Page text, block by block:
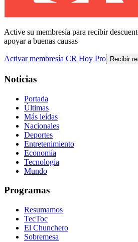
Active su membresía para recibir
apoyar a buenas causas
Activar membresía CR Hoy Pro Recibir
Noticias
Portada
Últimas
Más leídas
Nacionales
Deportes
Entretenimiento
Economía
Tecnología
Mundo
Programas
Resumamos
TecToc
El Chunchero
Sobremesa